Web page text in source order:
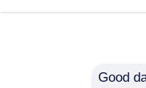
السلبية للأليافGood